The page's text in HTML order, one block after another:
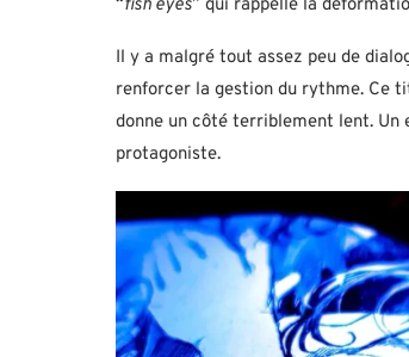
“fish eyes” qui rappelle la
Il y a malgré tout assez peu de
renforcer la gestion du rythme. Ce
donne un côté terriblement lent. Un
protagoniste.